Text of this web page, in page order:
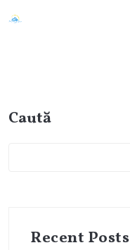
Caută
Recent Posts